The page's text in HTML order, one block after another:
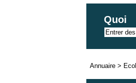
Quoi
Annuaire >